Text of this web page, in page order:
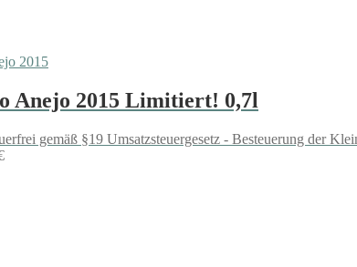
Anejo 2015 Limitiert! 0,7l
gemäß §19 Umsatzsteuergesetz - Besteuerung der